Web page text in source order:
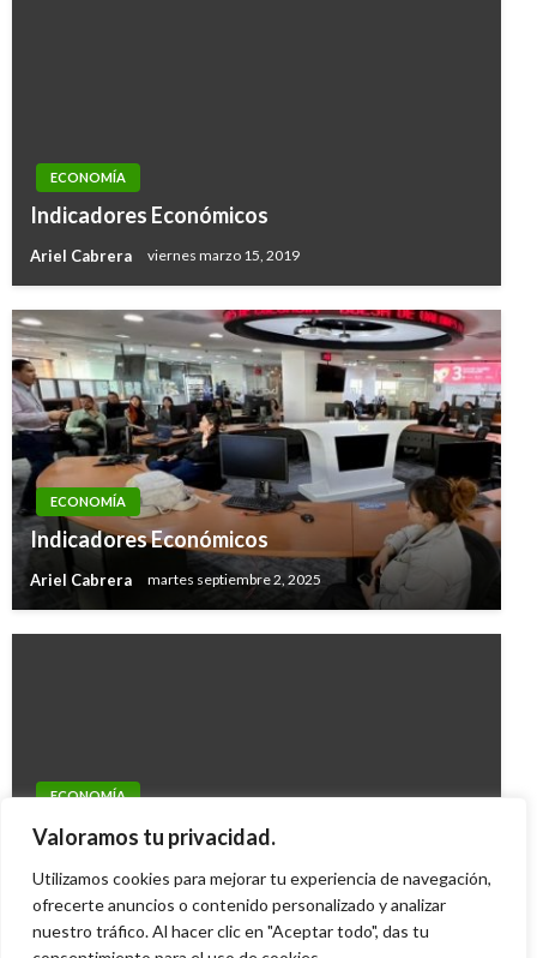
Valoramos tu privacidad.
Utilizamos cookies para mejorar tu experiencia de navegación,
ofrecerte anuncios o contenido personalizado y analizar
nuestro tráfico. Al hacer clic en "Aceptar todo", das tu
ECONOMÍA
Indicadores Económicos
Ariel Cabrera viernes marzo 15, 2019
ECONOMÍA
Indicadores Económicos
Ariel Cabrera martes septiembre 2, 2025
ECONOMÍA
La bolsa de Colombia sube un 0,22 por ciento y
Iván Briceño miércoles enero 6, 2010